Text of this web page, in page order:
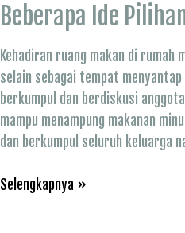
Beberapa Ide
Kehadiran ruang makan di
selain sebagai tempat
berkumpul dan berdiskusi
mampu menampung makanan
dan berkumpul seluruh keluarga
Beberapa
Selengkapnya »